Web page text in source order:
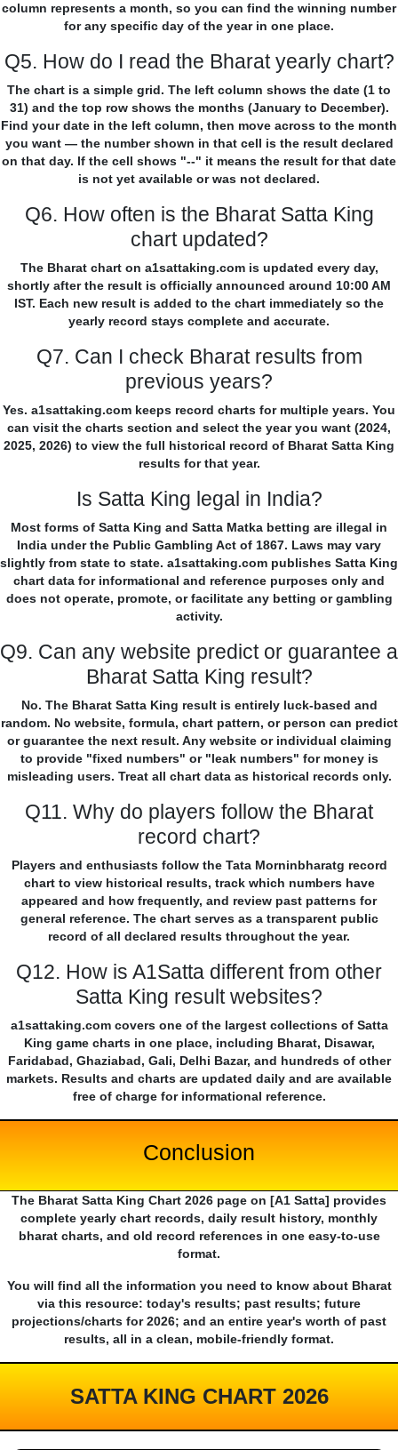
column represents a month, so you can find the winning number
for any specific day of the year in one place.
Q5. How do I read the Bharat yearly chart?
The chart is a simple grid. The left column shows the date (1 to
31) and the top row shows the months (January to December).
Find your date in the left column, then move across to the month
you want — the number shown in that cell is the result declared
on that day. If the cell shows "--" it means the result for that date
is not yet available or was not declared.
Q6. How often is the Bharat Satta King
chart updated?
The Bharat chart on a1sattaking.com is updated every day,
shortly after the result is officially announced around 10:00 AM
IST. Each new result is added to the chart immediately so the
yearly record stays complete and accurate.
Q7. Can I check Bharat results from
previous years?
Yes. a1sattaking.com keeps record charts for multiple years. You
can visit the charts section and select the year you want (2024,
2025, 2026) to view the full historical record of Bharat Satta King
results for that year.
Is Satta King legal in India?
Most forms of Satta King and Satta Matka betting are illegal in
India under the Public Gambling Act of 1867. Laws may vary
slightly from state to state. a1sattaking.com publishes Satta King
chart data for informational and reference purposes only and
does not operate, promote, or facilitate any betting or gambling
activity.
Q9. Can any website predict or guarantee a
Bharat Satta King result?
No. The Bharat Satta King result is entirely luck-based and
random. No website, formula, chart pattern, or person can predict
or guarantee the next result. Any website or individual claiming
to provide "fixed numbers" or "leak numbers" for money is
misleading users. Treat all chart data as historical records only.
Q11. Why do players follow the Bharat
record chart?
Players and enthusiasts follow the Tata Morninbharatg record
chart to view historical results, track which numbers have
appeared and how frequently, and review past patterns for
general reference. The chart serves as a transparent public
record of all declared results throughout the year.
Q12. How is A1Satta different from other
Satta King result websites?
a1sattaking.com covers one of the largest collections of Satta
King game charts in one place, including Bharat, Disawar,
Faridabad, Ghaziabad, Gali, Delhi Bazar, and hundreds of other
markets. Results and charts are updated daily and are available
free of charge for informational reference.
Conclusion
The Bharat Satta King Chart 2026 page on [A1 Satta] provides
complete yearly chart records, daily result history, monthly
bharat charts, and old record references in one easy-to-use
format.
You will find all the information you need to know about Bharat
via this resource: today's results; past results; future
projections/charts for 2026; and an entire year's worth of past
results, all in a clean, mobile-friendly format.
SATTA KING CHART 2026